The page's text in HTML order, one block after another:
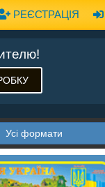
РЕЄСТРАЦІЯ